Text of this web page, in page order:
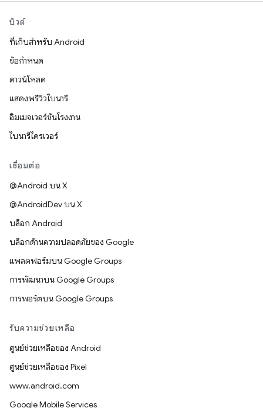
บิวด์
ที่เก็บสำหรับ Android
ข้อกำหนด
ดาวน์โหลด
แสดงพรีวิวไบนารี
อิมเมจเวอร์ชันโรงงาน
ไบนารีไดรเวอร์
เชื่อมต่อ
@Android บน X
@AndroidDev บน X
บล็อก Android
บล็อกด้านความปลอดภัยของ Google
แพลตฟอร์มบน Google Groups
การพัฒนาบน Google Groups
การพอร์ตบน Google Groups
รับความช่วยเหลือ
ศูนย์ช่วยเหลือของ Android
ศูนย์ช่วยเหลือของ Pixel
www.android.com
Google Mobile Services